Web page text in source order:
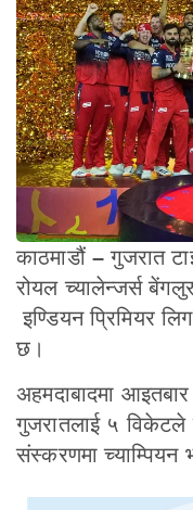
काठमाडौं– गुजरात
रोयल च्यालेन्जर्स
इण्डियन प्रिमियर
छ।
अहमदाबादमा
गुजरातलाई ५ विकेटले
संस्करणमा च्याम्पियन